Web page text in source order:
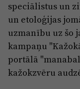
speciālistus un
un etoloģijas
uzmanību uz šo
kampaņu
portālā
kažokzvēru